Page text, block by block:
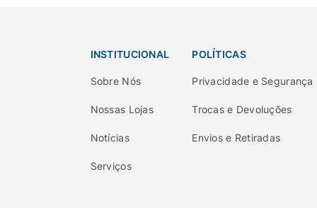
INSTITUCIONAL
Sobre Nós
Nossas Lojas
Notícias
Serviços
POLÍTICAS
Privacidade e Segurança
Trocas e Devoluções
Envios e Retiradas